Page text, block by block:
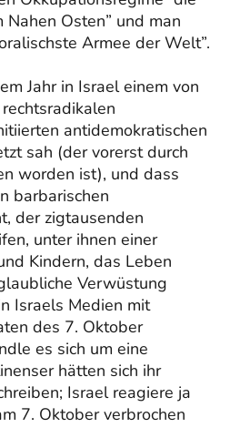
Osten” und man
Armee der Welt”.
Jahr in Israel einem von
antidemokratischen
sah (der vorerst durch
worden ist), und dass
barbarischen
der zigtausenden
unter ihnen einer
Kindern, das Leben
Verwüstung
Israels Medien mit
des 7. Oktober
es sich um eine
hätten sich ihr
Israel reagiere ja
7. Oktober verbrochen